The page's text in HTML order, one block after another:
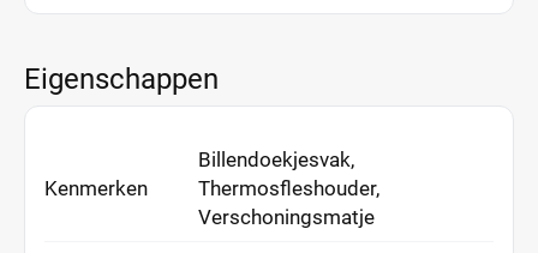
Eigenschappen
Kenmerken
Billendoekjesvak,
Thermosfleshouder,
Verschoningsmatje